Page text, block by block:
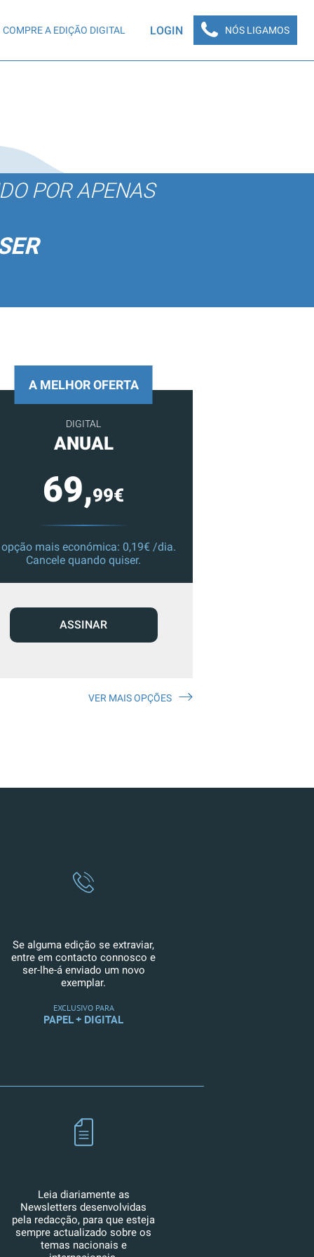
COMPRE A EDIÇÃO DIGITAL LOGIN NÓS LIGAMOS
POR APENAS
A MELHOR OFERTA
DIGITAL
ANUAL
69,99€
mais económica: 0,19€ /dia.
Cancele quando quiser.
ASSINAR
VER MAIS OPÇÕES
Se alguma edição se extraviar,
entre em contacto connosco e
ser-lhe-á enviado um novo
exemplar.
EXCLUSIVO PARA
PAPEL + DIGITAL
Leia diariamente as
Newsletters desenvolvidas
pela redacção, para que esteja
sempre actualizado sobre os
temas nacionais e